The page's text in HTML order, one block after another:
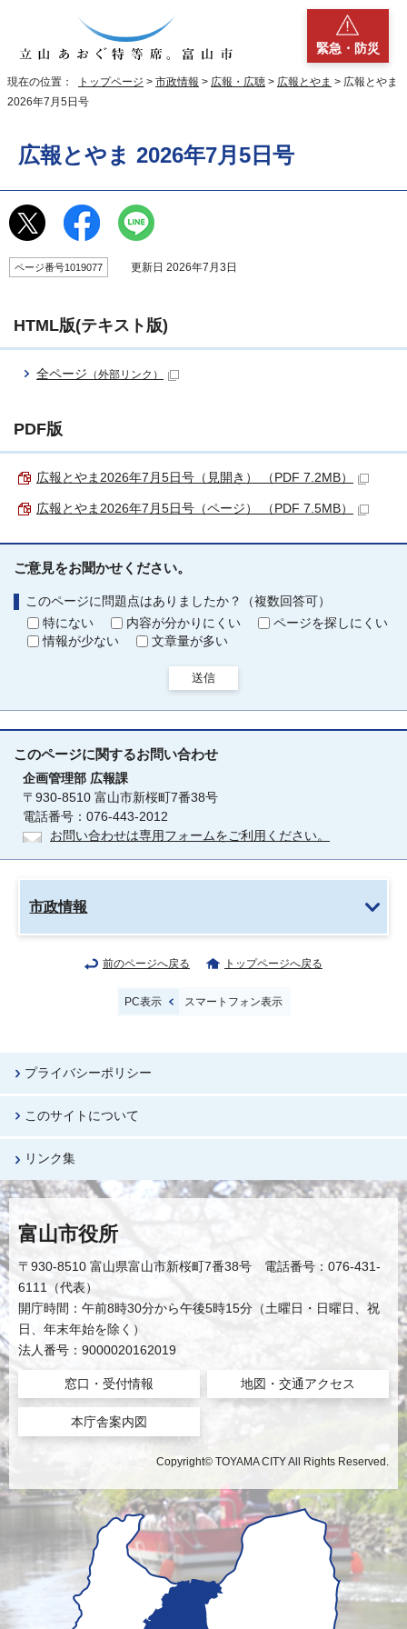
緊急・防災
現在の位置： トップページ > 市政情報 > 広報・広聴 > 広報とやま > 広報とやま
2026年7月5日号
広報とやま 2026年7月5日号
ページ番号1019077 更新日 2026年7月3日
HTML版(テキスト版)
全ページ （外部リンク）
PDF版
広報とやま2026年7月5日号（見開き） （PDF 7.2MB）
広報とやま2026年7月5日号（ページ） （PDF 7.5MB）
ご意見をお聞かせください。
このページに問題点はありましたか？（複数回答可）
特にない
内容が分かりにくい
ページを探しにくい
情報が少ない
文章量が多い
送信
このページに関するお問い合わせ
企画管理部 広報課
〒930-8510 富山市新桜町7番38号
電話番号：076-443-2012
お問い合わせは専用フォームをご利用ください。
市政情報
前のページへ戻る トップページへ戻る
PC表示 スマートフォン表示
プライバシーポリシー
このサイトについて
リンク集
富山市役所
〒930-8510 富山県富山市新桜町7番38号 電話番号：076-431-
6111（代表）
開庁時間：午前8時30分から午後5時15分（土曜日・日曜日、祝
日、年末年始を除く）
法人番号：9000020162019
窓口・受付情報 地図・交通アクセス
本庁舎案内図
Copyright© TOYAMA CITY All Rights Reserved.